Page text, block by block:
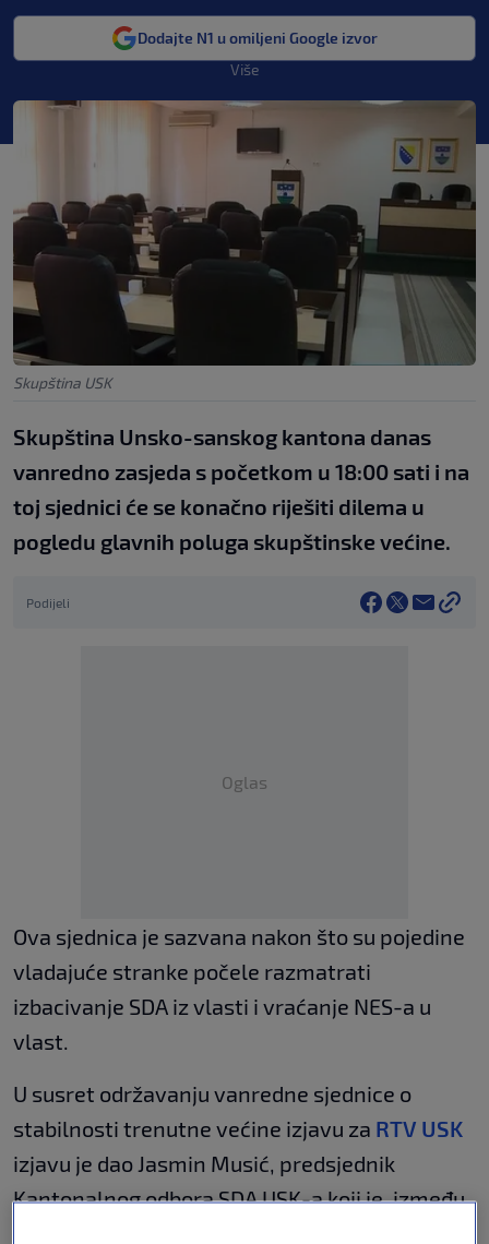
Dodajte N1 u omiljeni Google izvor
Više
Skupština USK
Skupština Unsko-sanskog kantona danas
vanredno zasjeda s početkom u 18:00 sati i na
toj sjednici će se konačno riješiti dilema u
pogledu glavnih poluga skupštinske većine.
Podijeli
Oglas
Ova sjednica je sazvana nakon što su pojedine
vladajuće stranke počele razmatrati
izbacivanje SDA iz vlasti i vraćanje NES-a u
vlast.
U susret održavanju vanredne sjednice o
stabilnosti trenutne većine izjavu za RTV USK
izjavu je dao Jasmin Musić, predsjednik
Kantonalnog odbora SDA USK-a koji je, između